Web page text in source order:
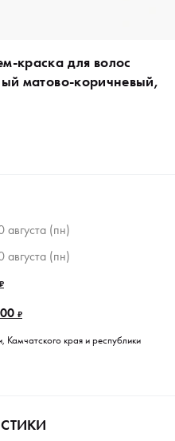
краска для волос
матово-коричневый,
августа (пн)
августа (пн)
₽
₽
края и республики